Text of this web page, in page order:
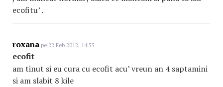
ecofitu’ .
roxana pe 22 Feb 2012, 14:55
ecofit
am tinut si eu cura cu ecofit acu’ vreun an 4 saptamini
si am slabit 8 kile